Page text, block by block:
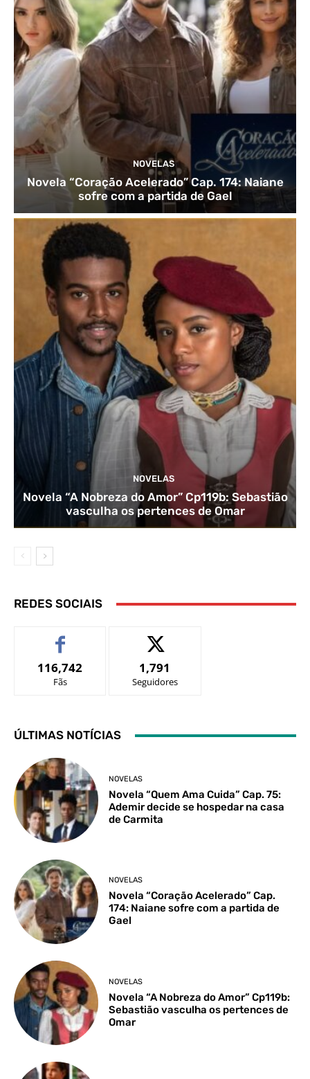
NOVELAS
Novela “Coração Acelerado” Cap. 174: Naiane
sofre com a partida de Gael
NOVELAS
Novela “A Nobreza do Amor” Cp119b: Sebastião
vasculha os pertences de Omar
REDES SOCIAIS
116,742
Fãs
1,791
Seguidores
ÚLTIMAS NOTÍCIAS
NOVELAS
Novela “Quem Ama Cuida” Cap. 75:
Ademir decide se hospedar na casa
de Carmita
NOVELAS
Novela “Coração Acelerado” Cap.
174: Naiane sofre com a partida de
Gael
NOVELAS
Novela “A Nobreza do Amor” Cp119b:
Sebastião vasculha os pertences de
Omar